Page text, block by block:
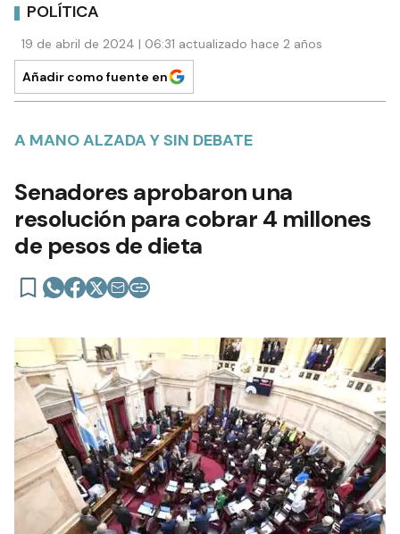
POLÍTICA
19 de abril de 2024 | 06:31 actualizado hace 2 años
Añadir como fuente en
A MANO ALZADA Y SIN DEBATE
Senadores aprobaron una
resolución para cobrar 4 millones
de pesos de dieta